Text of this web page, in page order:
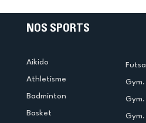
NOS SPORTS
Aikido
Athletisme
Badminton
Basket